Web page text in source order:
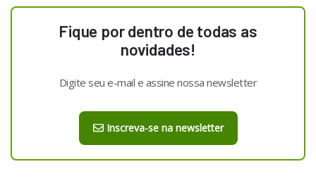
Fique por dentro de todas as
novidades!
Digite seu e-mail e assine nossa newsletter
Inscreva-se na newsletter